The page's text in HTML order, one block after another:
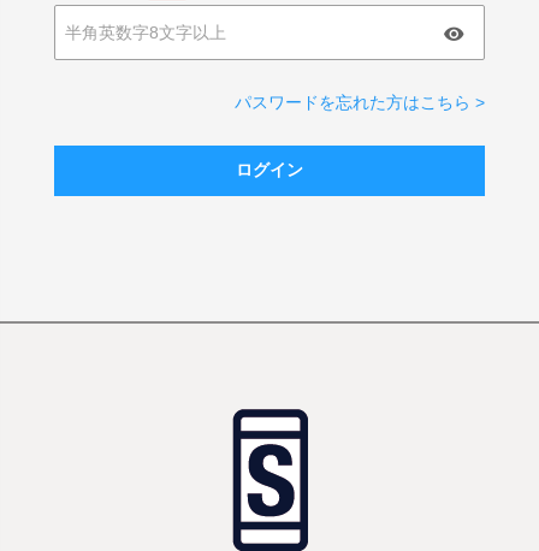
パスワードを忘れた方はこちら >
ログイン